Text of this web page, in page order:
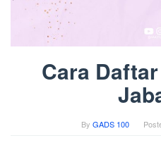
Cara
By GADS 100